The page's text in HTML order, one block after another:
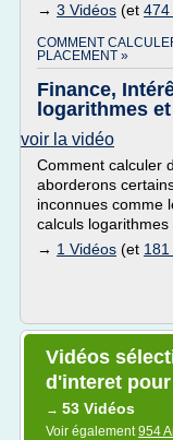
→ 3 Vidéos (et 474
COMMENT
PLACEMENT »
Finance,
logarithmes
voir la vidéo
Comment calculer
aborderons
inconnues comme
calculs
→ 1 Vidéos (et 181
Vidéos
d'interet
→ 53 Vidéos
Voir également954